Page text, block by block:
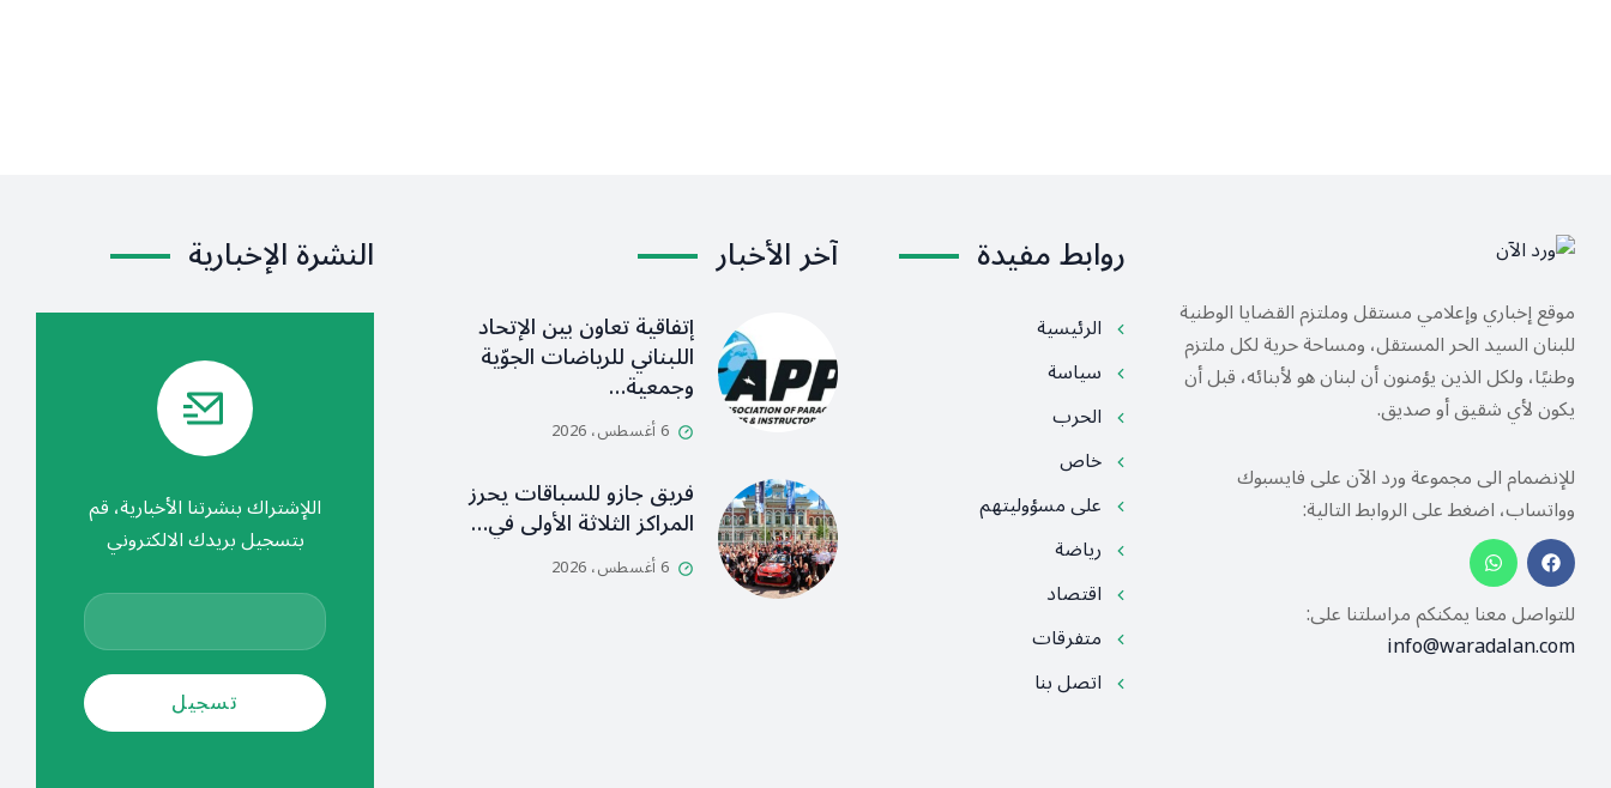
موقع إخباري وإعلامي مستقل وملتزم القضايا الوطنية
للبنان السيد الحر المستقل، ومساحة حرية لكل ملتزم
وطنيًا، ولكل الذين يؤمنون أن لبنان هو لأبنائه، قبل أن
يكون لأي شقيق أو صديق.
للإنضمام الى مجموعة ورد الآن على فايسبوك
وواتساب، اضغط على الروابط التالية:
للتواصل معنا يمكنكم مراسلتنا على:
info@waradalan.com
روابط مفيدة
الرئيسية
سياسة
الحرب
خاص
على مسؤوليتهم
رياضة
اقتصاد
متفرقات
اتصل بنا
آخر الأخبار
إتفاقية تعاون بين الإتحاد
اللبناني للرياضات الجوّية
وجمعية…
6 أغسطس، 2026
فريق جازو للسباقات يحرز
المراكز الثلاثة الأولى في…
6 أغسطس، 2026
النشرة الإخبارية
اللإشتراك بنشرتنا الأخبارية، قم
بتسجيل بريدك الالكتروني